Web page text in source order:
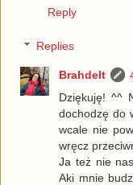
Reply
Replies
Brahdelt
Dziękuję! ^^
dochodzę do
wcale nie
wręcz
Ja też nie
Aki mnie